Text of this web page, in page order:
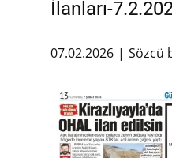
İlanları-
07.02.2026 Sözcü